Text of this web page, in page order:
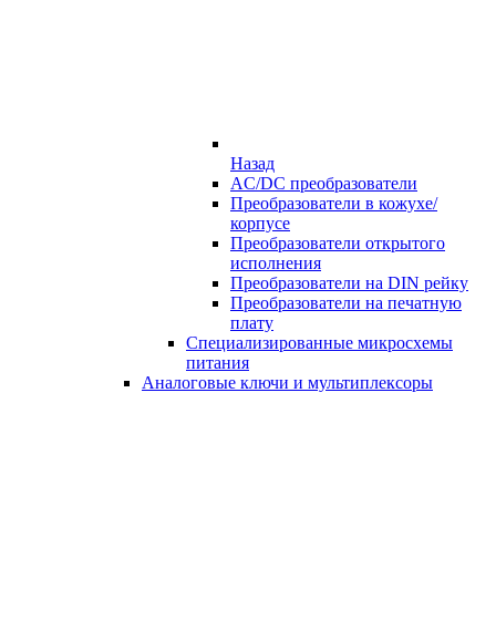
Назад
AC/DC преобразователи
Преобразователи в кожухе/
корпусе
Преобразователи открытого
исполнения
Преобразователи на DIN рейку
Преобразователи на печатную
плату
Специализированные микросхемы
питания
Аналоговые ключи и мультиплексоры